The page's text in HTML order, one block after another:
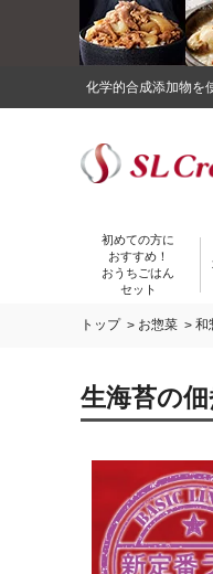
化学的合成添加物を
初めての方に
おすすめ！
おうちごはん
セット
トップ> お惣菜> 和
生海苔の